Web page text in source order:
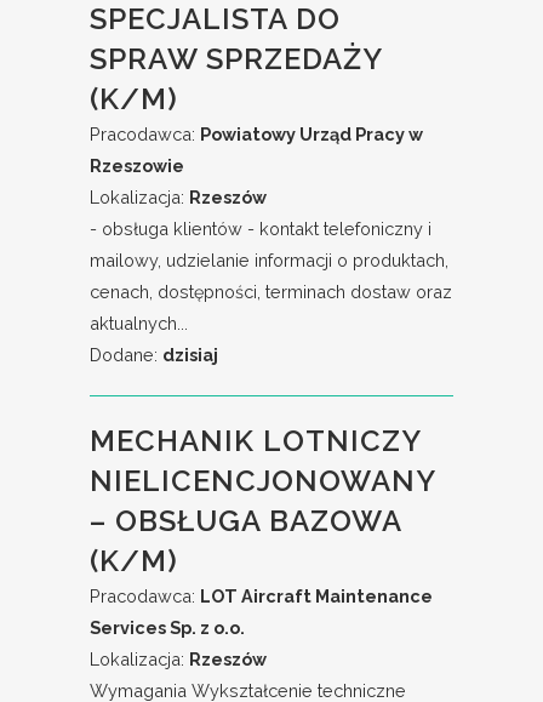
SPECJALISTA DO
SPRAW SPRZEDAŻY
(K/M)
Pracodawca: Powiatowy Urząd Pracy w
Rzeszowie
Lokalizacja: Rzeszów
- obsługa klientów - kontakt telefoniczny i
mailowy, udzielanie informacji o produktach,
cenach, dostępności, terminach dostaw oraz
aktualnych...
Dodane: dzisiaj
MECHANIK LOTNICZY
NIELICENCJONOWANY
– OBSŁUGA BAZOWA
(K/M)
Pracodawca: LOT Aircraft Maintenance
Services Sp. z o.o.
Lokalizacja: Rzeszów
Wymagania Wykształcenie techniczne